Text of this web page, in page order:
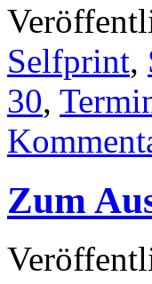
Selfprint,
30,
Zum